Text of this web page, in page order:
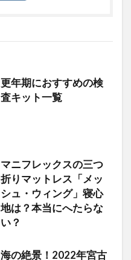
更年期におすすめの検
査キット一覧
マニフレックスの三つ
折りマットレス「メッ
シュ・ウィング」寝心
地は？本当にへたらな
い？
海の絶景！2022年宮古